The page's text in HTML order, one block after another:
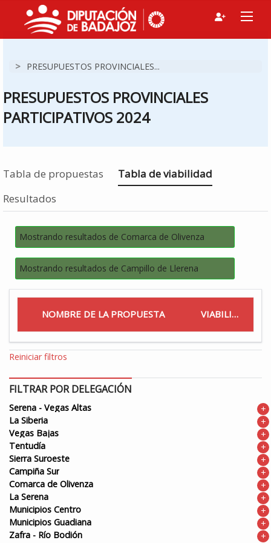
> PRESUPUESTOS PROVINCIALES...
PRESUPUESTOS PROVINCIALES
PARTICIPATIVOS 2024
Tabla de propuestas Estás en
Tabla de viabilidad
Resultados
Mostrando resultados de Comarca de Olivenza
Mostrando resultados de Campillo de Llerena
NOMBRE DE LA PROPUESTA VIABILIDAD
Reiniciar filtros
FILTRAR POR DELEGACIÓN